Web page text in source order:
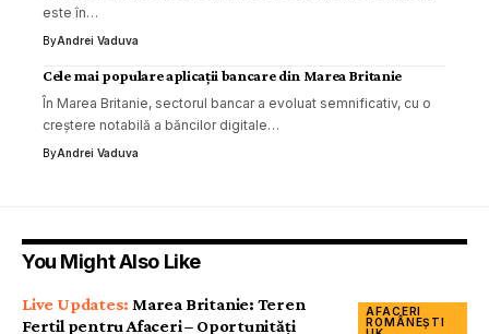
este în…
ByAndrei Vaduva
Cele mai populare aplicații bancare din Marea Britanie
În Marea Britanie, sectorul bancar a evoluat semnificativ, cu o
creștere notabilă a băncilor digitale…
ByAndrei Vaduva
You Might Also Like
AFACERI
ROMÂNEȘTI
Marea Britanie: Teren
Fertil pentru Afaceri – Oportunități